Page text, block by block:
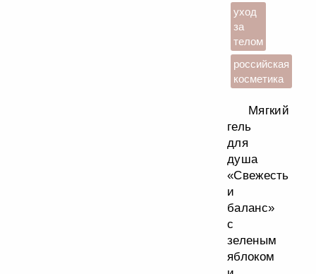
уход
за
телом
российская
косметика
Мягкий
гель
для
душа
«Свежесть
и
баланс»
с
зеленым
яблоком